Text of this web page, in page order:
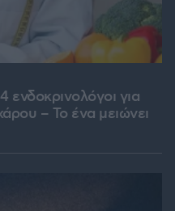
για
– Το ένα μειώνει